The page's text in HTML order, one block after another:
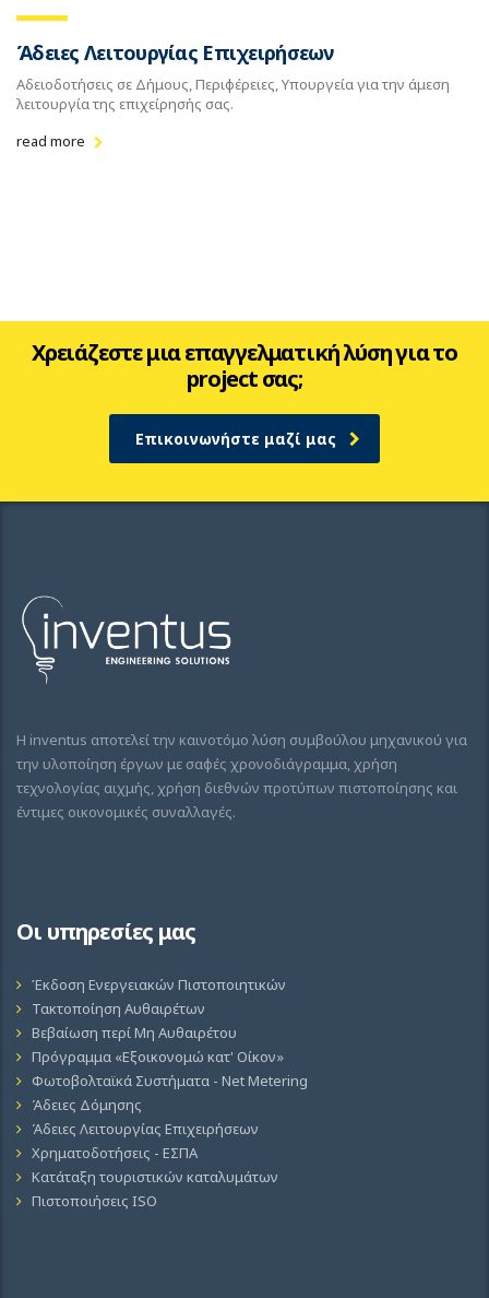
Άδειες Λειτουργίας Επιχειρήσεων
Αδειοδοτήσεις σε Δήμους, Περιφέρειες, Υπουργεία για την άμεση
λειτουργία της επιχείρησής σας.
read more
Χρειάζεστε μια επαγγελματική λύση για το
project σας;
Επικοινωνήστε μαζί μας
Η inventus αποτελεί την καινοτόμο λύση συμβούλου μηχανικού για
την υλοποίηση έργων με σαφές χρονοδιάγραμμα, χρήση
τεχνολογίας αιχμής, χρήση διεθνών προτύπων πιστοποίησης και
έντιμες οικονομικές συναλλαγές.
Οι υπηρεσίες μας
Έκδοση Ενεργειακών Πιστοποιητικών
Τακτοποίηση Αυθαιρέτων
Βεβαίωση περί Μη Αυθαιρέτου
Πρόγραμμα «Εξοικονομώ κατ' Οίκον»
Φωτοβολταϊκά Συστήματα - Net Metering
Άδειες Δόμησης
Άδειες Λειτουργίας Επιχειρήσεων
Χρηματοδοτήσεις - ΕΣΠΑ
Κατάταξη τουριστικών καταλυμάτων
Πιστοποιήσεις ISO